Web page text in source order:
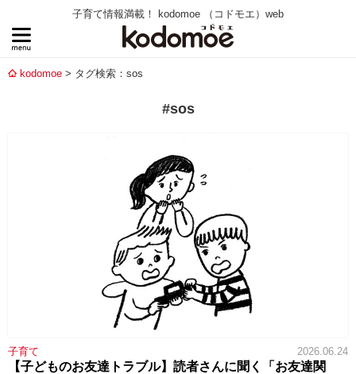
子育て情報満載！ kodomoe （コドモエ）web
kodomoe タグ検索：sos
#sos
子育て 2026.06.24
【子どものお友達トラブル】読者さんに聞く「お友達関